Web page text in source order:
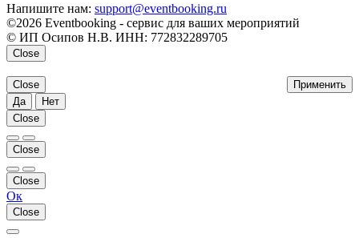
Напишите нам: support@eventbooking.ru
©2026 Eventbooking - сервис для ваших мероприятий
© ИП Осипов Н.В. ИНН: 772832289705
Close
Применить
Close
Да
Нет
Close
Close
Close
Ок
Close